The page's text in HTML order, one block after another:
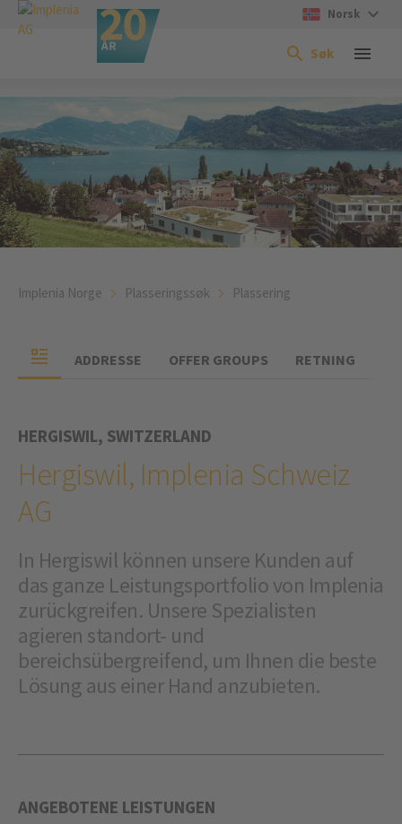
Norsk
Søk
Implenia Norge Plasseringssøk Plassering
ADDRESSE OFFER GROUPS RETNING
HERGISWIL, SWITZERLAND
Hergiswil, Implenia Schweiz
AG
In Hergiswil können unsere Kunden auf
das ganze Leistungsportfolio von Implenia
zurückgreifen. Unsere Spezialisten
agieren standort- und
bereichsübergreifend, um Ihnen die beste
Lösung aus einer Hand anzubieten.
ANGEBOTENE LEISTUNGEN